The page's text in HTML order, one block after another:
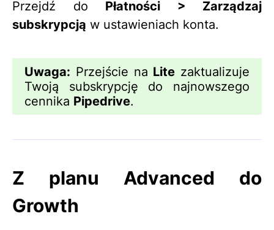
Przejdź do Płatności > Zarządzaj
subskrypcją w ustawieniach konta.
Uwaga: Przejście na Lite zaktualizuje
Twoją subskrypcję do najnowszego
cennika Pipedrive.
Z planu Advanced do
Growth